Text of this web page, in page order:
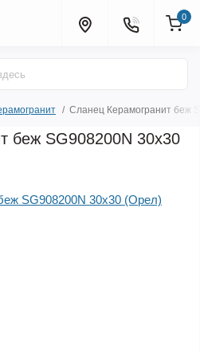
0
Сланец Керамогранит беж
беж SG908200N 30х30